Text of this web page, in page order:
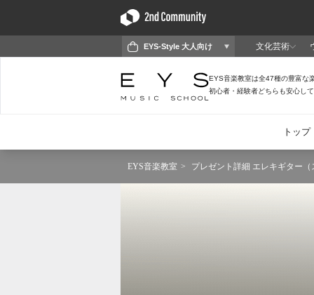
EYS音楽教室 プレゼント詳細 エレキギター